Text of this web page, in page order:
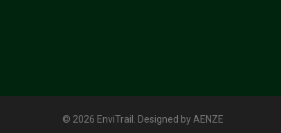
© 2026 EnviTrail. Designed by AENZE